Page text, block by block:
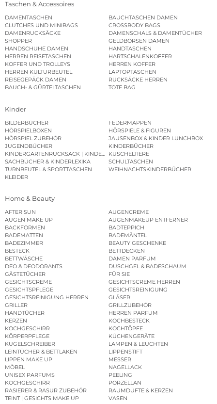
Taschen & Accessoires
DAMENTASCHEN
BAUCHTASCHEN DAMEN
CLUTCHES UND MINIBAGS
CROSSBODY BAGS
DAMENRUCKSÄCKE
DAMENSCHALS & DAMENTÜCHER
SHOPPER
GELDBÖRSEN DAMEN
HANDSCHUHE DAMEN
HANDTASCHEN
HERREN REISETASCHEN
HARTSCHALENKOFFER
KOFFER UND TROLLEYS
HERREN KOFFER
HERREN KULTURBEUTEL
LAPTOPTASCHEN
REISEGEPÄCK DAMEN
RUCKSÄCKE HERREN
BAUCH- & GÜRTELTASCHEN
TOTE BAG
Kinder
BILDERBÜCHER
FEDERMAPPEN
HÖRSPIELBOXEN
HÖRSPIELE & FIGUREN
HÖRSPIEL ZUBEHÖR
JAUSENBOX & KINDER LUNCHBOX
JUGENDBÜCHER
KINDERBÜCHER
KINDERGARTENRUCKSACK | KINDERGARTENBEUTEL
KUSCHELTIERE
SACHBÜCHER & KINDERLEXIKA
SCHULTASCHEN
TURNBEUTEL & SPORTTASCHEN
WEIHNACHTSKINDERBÜCHER
KLEIDER
Home & Beauty
AFTER SUN
AUGENCREME
AUGEN MAKE UP
AUGENMAKEUP ENTFERNER
BACKFORMEN
BADTEPPICH
BADEMATTEN
BADEMÄNTEL
BADEZIMMER
BEAUTY GESCHENKE
BESTECK
BETTDECKEN
BETTWÄSCHE
DAMEN PARFUM
DEO & DEODORANTS
DUSCHGEL & BADESCHAUM
GÄSTETÜCHER
FÜR SIE
GESICHTSCREME
GESICHTSCREME HERREN
GESICHTSPFLEGE
GESICHTSREINIGUNG
GESICHTSREINIGUNG HERREN
GLÄSER
GRILLER
GRILLZUBEHÖR
HANDTÜCHER
HERREN PARFUM
KERZEN
KOCHBESTECK
KOCHGESCHIRR
KOCHTÖPFE
KÖRPERPFLEGE
KÜCHENGERÄTE
KUGELSCHREIBER
LAMPEN & LEUCHTEN
LEINTÜCHER & BETTLAKEN
LIPPENSTIFT
LIPPEN MAKE UP
MESSER
MÖBEL
NAGELLACK
UNISEX PARFUMS
PEELING
KOCHGESCHIRR
PORZELLAN
RASIERER & RASUR ZUBEHÖR
RAUMDÜFTE & KERZEN
TEINT | GESICHTS MAKE UP
VASEN